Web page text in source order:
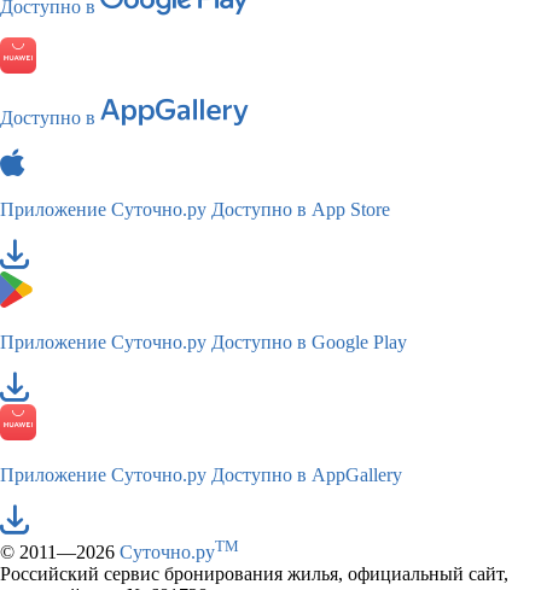
Доступно в
Доступно в
Приложение Суточно.ру Доступно в App Store
Приложение Суточно.ру Доступно в Google Play
Приложение Суточно.ру Доступно в AppGallery
© 2011—2026 Суточно.руTM
Российский сервис бронирования жилья, официальный сайт,